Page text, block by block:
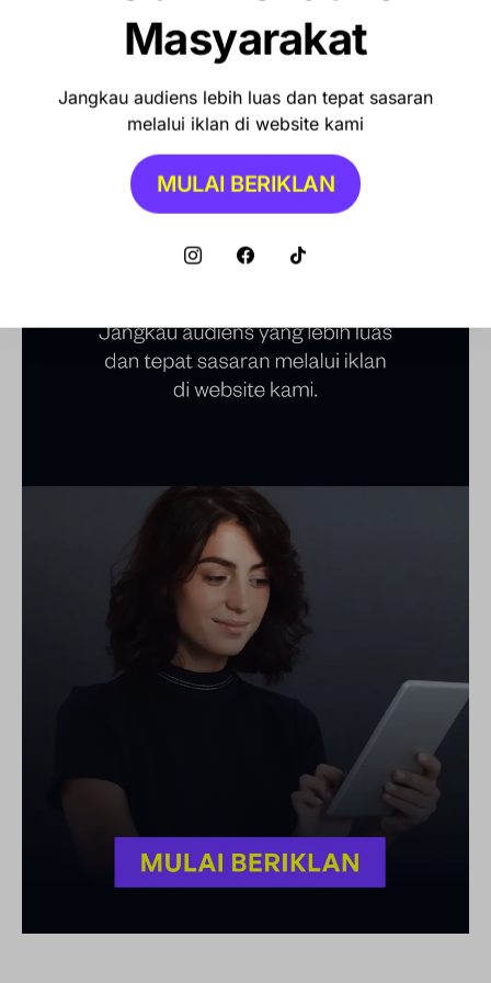
Masyarakat
Jangkau audiens lebih luas dan tepat sasaran
melalui iklan di website kami
MULAI BERIKLAN